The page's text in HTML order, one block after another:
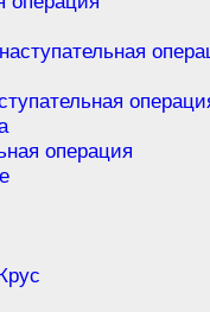
операция